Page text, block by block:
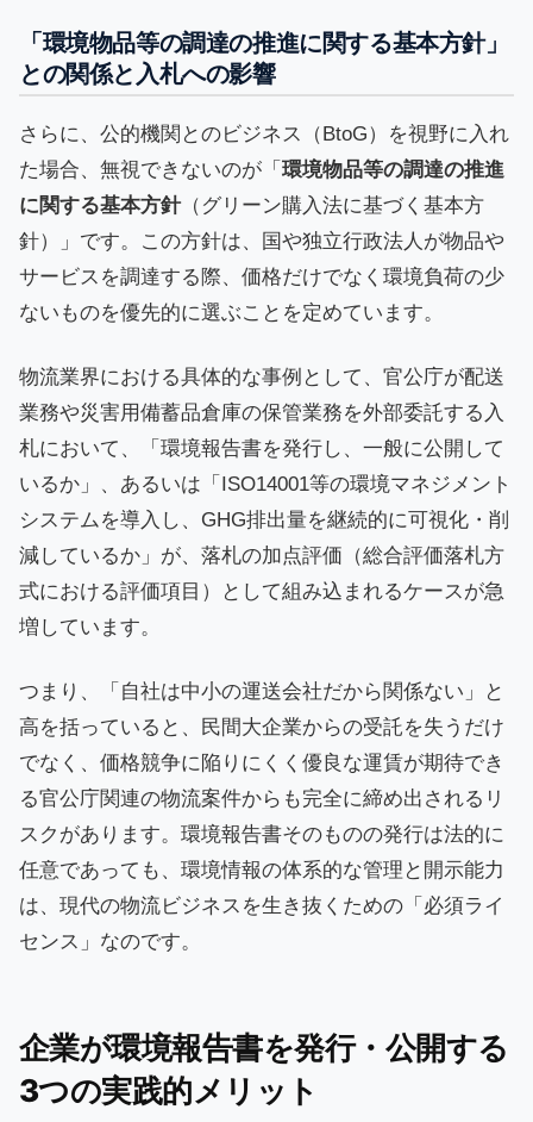
「環境物品等の調達の推進に関する基本方針」
との関係と入札への影響
さらに、公的機関とのビジネス（BtoG）を視野に入れ
た場合、無視できないのが「 環境物品等の調達の推進
に関する基本方針（グリーン購入法に基づく基本方
針）」です。この方針は、国や独立行政法人が物品や
サービスを調達する際、価格だけでなく環境負荷の少
ないものを優先的に選ぶことを定めています。
物流業界における具体的な事例として、官公庁が配送
業務や災害用備蓄品倉庫の保管業務を外部委託する入
札において、「環境報告書を発行し、一般に公開して
いるか」、あるいは「ISO14001等の環境マネジメント
システムを導入し、GHG排出量を継続的に可視化・削
減しているか」が、落札の加点評価（総合評価落札方
式における評価項目）として組み込まれるケースが急
増しています。
つまり、「自社は中小の運送会社だから関係ない」と
高を括っていると、民間大企業からの受託を失うだけ
でなく、価格競争に陥りにくく優良な運賃が期待でき
る官公庁関連の物流案件からも完全に締め出されるリ
スクがあります。環境報告書そのものの発行は法的に
任意であっても、環境情報の体系的な管理と開示能力
は、現代の物流ビジネスを生き抜くための「必須ライ
センス」なのです。
企業が環境報告書を発行・公開する
3つの実践的メリット